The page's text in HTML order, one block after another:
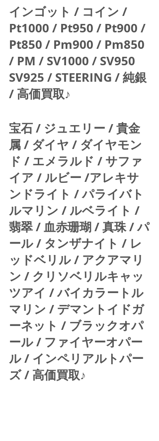
インゴット / コイン /
Pt1000 / Pt950 / Pt900 /
Pt850 / Pm900 / Pm850
/ PM / SV1000 / SV950
SV925 / STEERING / 純銀
/ 高価買取♪
宝石 / ジュエリー / 貴金
属 / ダイヤ / ダイヤモン
ド / エメラルド / サファ
イア / ルビー /アレキサ
ンドライト / パライバト
ルマリン / ルベライト /
翡翠 / 血赤珊瑚 / 真珠 / パ
ール / タンザナイト / レ
ッドベリル / アクアマリ
ン / クリソベリルキャッ
ツアイ / バイカラートル
マリン / デマントイドガ
ーネット / ブラックオパ
ール / ファイヤーオパー
ル / インペリアルトパー
ズ / 高価買取♪